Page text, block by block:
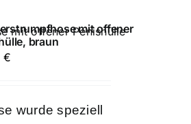
mit offener
braun
€
wurde speziell